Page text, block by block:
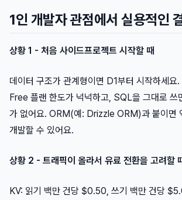
1인 개발자 관점에서 실용적인
상황 1 - 처음 사이드프로젝트 시작할 때
데이터 구조가 관계형이면 D1부터 시작하세요
Free 플랜 한도가 넉넉하고, SQL을 그대로 쓰
가 없어요. ORM(예: Drizzle ORM)과 붙이면
개발할 수 있어요.
상황 2 - 트래픽이 올라서 유료 전환을 고려할
KV: 읽기 백만 건당 $0.50, 쓰기 백만 건당